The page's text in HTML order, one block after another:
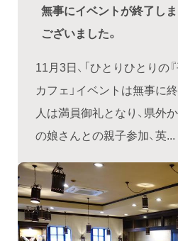
無事にイベントが終了し
ございました。
11月3日、「ひとりひとりの
カフェ」イベントは無事に
人は満員御礼となり、県外
の娘さんとの親子参加、英...